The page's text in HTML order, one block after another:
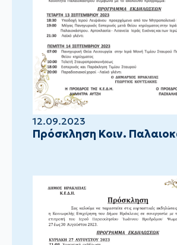
12.09.2023
Πρόσκληση Κοιν.